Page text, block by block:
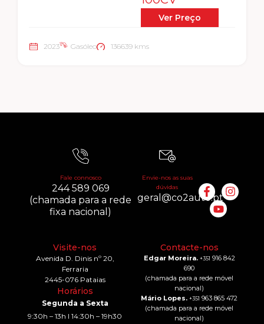
Ver Preço
2023 Gasóleo 136639 kms
Visite-nos
Avenida D. Dinis nº 20,
Ferraria
2445-076 Pataias
Horários
Segunda a Sexta
9:30h – 13h I 14:30h – 19h30
Contacte-nos
Edgar Moreira. +351 916 842
690
(chamada para a rede móvel
nacional)
Mário Lopes. +351 963 865 472
(chamada para a rede móvel
nacional)
Fale connosco
244 589 069
(chamada para a rede
fixa nacional)
Envie-nos as suas
dúvidas
geral@co2auto.pt